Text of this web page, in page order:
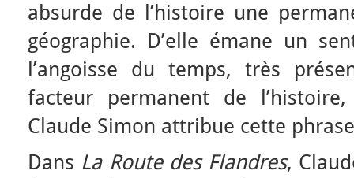
absurde de l’histoire une
géographie. D’elle émane un
l’angoisse du temps, très
facteur permanent de
Claude Simon attribue cette
Dans La Route des Flandres,